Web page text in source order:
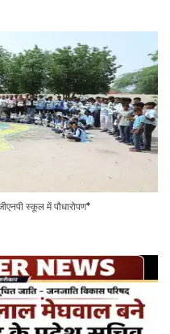
स्कूल में पौधारोपण*